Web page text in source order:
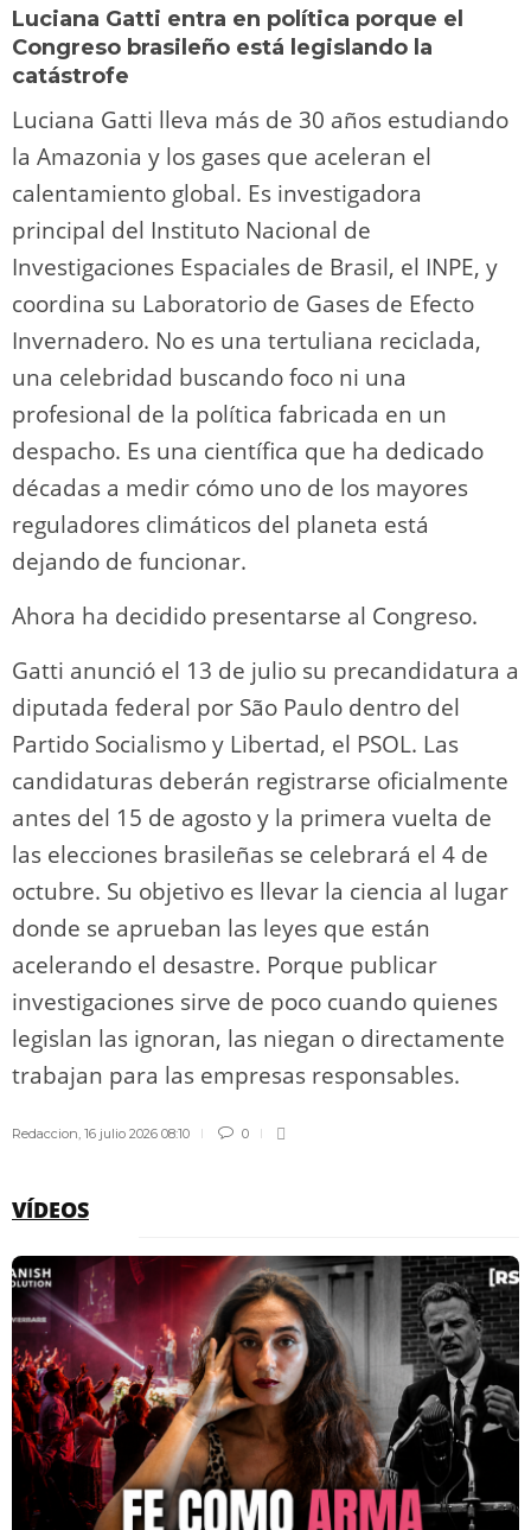
Luciana Gatti entra en política porque el
Congreso brasileño está legislando la
catástrofe
Luciana Gatti lleva más de 30 años estudiando
la Amazonia y los gases que aceleran el
calentamiento global. Es investigadora
principal del Instituto Nacional de
Investigaciones Espaciales de Brasil, el INPE, y
coordina su Laboratorio de Gases de Efecto
Invernadero. No es una tertuliana reciclada,
una celebridad buscando foco ni una
profesional de la política fabricada en un
despacho. Es una científica que ha dedicado
décadas a medir cómo uno de los mayores
reguladores climáticos del planeta está
dejando de funcionar.
Ahora ha decidido presentarse al Congreso.
Gatti anunció el 13 de julio su precandidatura a
diputada federal por São Paulo dentro del
Partido Socialismo y Libertad, el PSOL. Las
candidaturas deberán registrarse oficialmente
antes del 15 de agosto y la primera vuelta de
las elecciones brasileñas se celebrará el 4 de
octubre. Su objetivo es llevar la ciencia al lugar
donde se aprueban las leyes que están
acelerando el desastre. Porque publicar
investigaciones sirve de poco cuando quienes
legislan las ignoran, las niegan o directamente
trabajan para las empresas responsables.
Redaccion 16 julio 2026 08:10 0
VÍDEOS